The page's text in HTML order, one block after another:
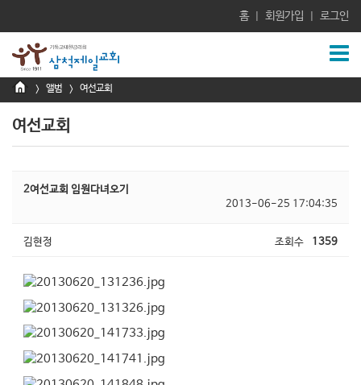
홈 회원가입 로그인
> 앨범 > 여선교회
여선교회
2여선교회 임원다녀오기
2013-06-25 17:04:35
김현정 조회수 1359